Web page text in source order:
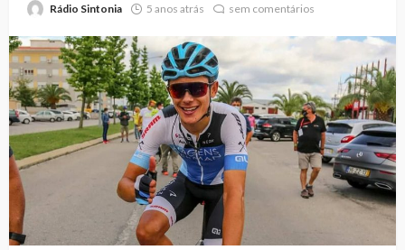
Rádio Sintonia 5 anos atrás sem comentários